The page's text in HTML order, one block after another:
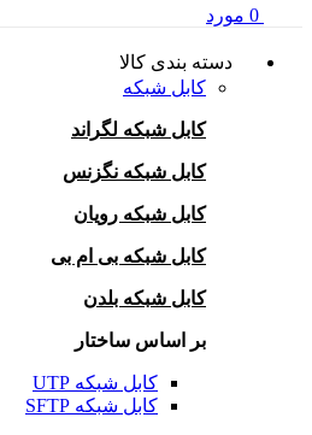
0 مورد
دسته بندی کالا
کابل شبکه
کابل شبکه لگراند
کابل شبکه نگزنس
کابل شبکه رویان
کابل شبکه بی ام بی
کابل شبکه بلدن
بر اساس ساختار
کابل شبکه UTP
کابل شبکه SFTP